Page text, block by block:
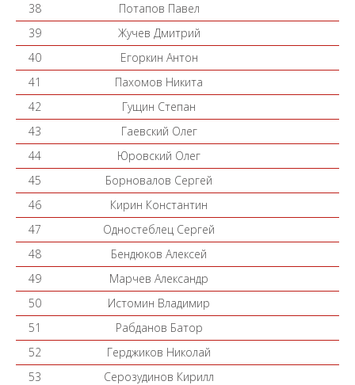
38
Потапов Павел
39
Жучев Дмитрий
40
Егоркин Антон
41
Пахомов Никита
42
Гущин Степан
43
Гаевский Олег
44
Юровский Олег
45
Борновалов Сергей
46
Кирин Константин
47
Одностеблец Сергей
48
Бендюков Алексей
49
Марчев Александр
50
Истомин Владимир
51
Рабданов Батор
52
Герджиков Николай
53
Серозудинов Кирилл